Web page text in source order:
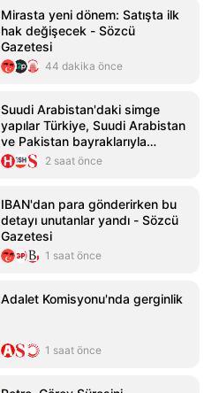
Mirasta yeni dönem: Satışta ilk
hak değişecek - Sözcü
Gazetesi
44 dakika önce
Suudi Arabistan'daki simge
yapılar Türkiye, Suudi Arabistan
ve Pakistan bayraklarıyla
ışıklandırıldı2 saat önce
IBAN'dan para gönderirken bu
detayı unutanlar yandı - Sözcü
Gazetesi
1 saat önce
Adalet Komisyonu'nda gerginlik
1 saat önce